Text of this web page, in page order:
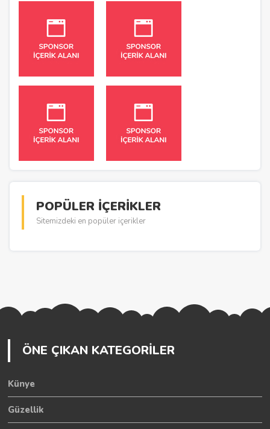
POPÜLER İÇERİKLER
Sitemizdeki en popüler içerikler
ÖNE ÇIKAN KATEGORİLER
Künye
Güzellik